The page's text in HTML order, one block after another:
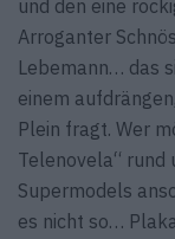
und den eine
Arroganter
Lebemann… das
einem
Plein fragt. Wer
Telenovela“ rund
Supermodels
es nicht so…